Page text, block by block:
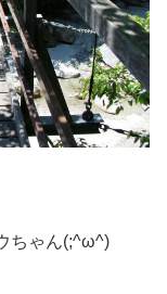
ちゃん(;^ω^)